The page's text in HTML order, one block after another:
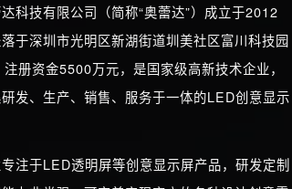
科技有限公司（简称“奥蕾达”）成立于2012
于深圳市光明区新湖街道圳美社区富川科技园
册资金5500万元，是国家级高新技术企业，
发、生产、销售、服务于一体的LED创意显示
注于LED透明屏等创意显示屏产品，研发定制